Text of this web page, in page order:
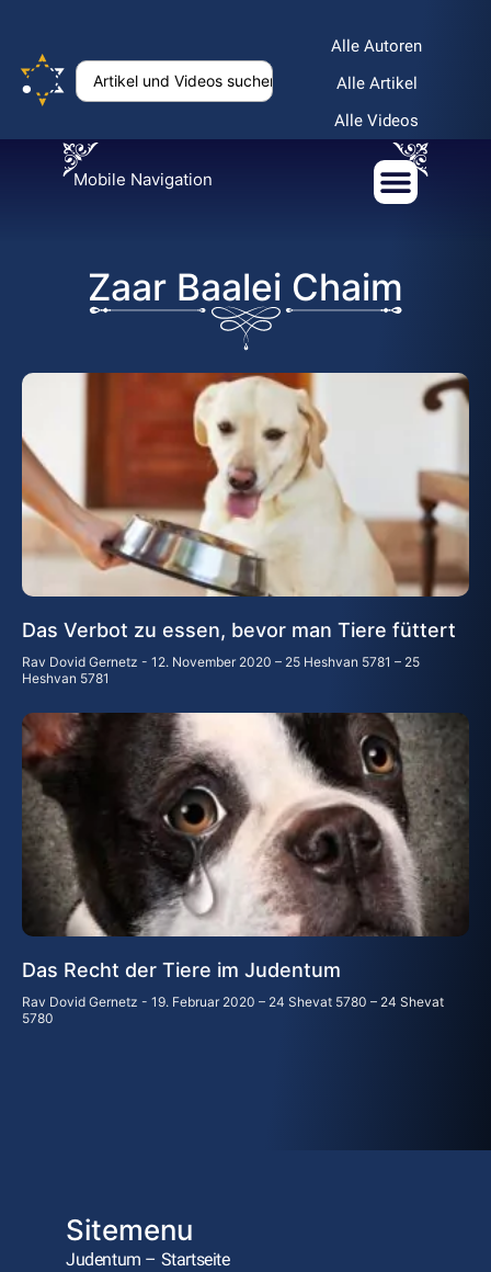
Alle Autoren
Alle Artikel
Alle Videos
Mobile Navigation
Zaar Baalei Chaim
Das Verbot zu essen, bevor man Tiere füttert
Rav Dovid Gernetz
12. November 2020 – 25 Heshvan 5781 – 25
Heshvan 5781
Das Recht der Tiere im Judentum
Rav Dovid Gernetz
19. Februar 2020 – 24 Shevat 5780 – 24 Shevat
5780
Sitemenu
Judentum – Startseite